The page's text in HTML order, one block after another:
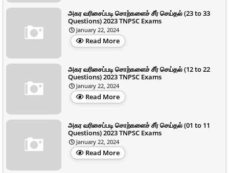
அகர வரிசைப்படி சொற்களைச் சீர் செய்தல் (23 to 33
Questions) 2023 TNPSC Exams
January 22, 2024
Read More
அகர வரிசைப்படி சொற்களைச் சீர் செய்தல் (12 to 22
Questions) 2023 TNPSC Exams
January 22, 2024
Read More
அகர வரிசைப்படி சொற்களைச் சீர் செய்தல் (01 to 11
Questions) 2023 TNPSC Exams
January 22, 2024
Read More